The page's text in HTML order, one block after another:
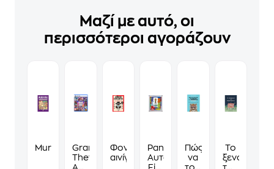
Μαζί με αυτό, οι
περισσότεροι αγοράζουν
MurdokuGrand
Theft
Auto
Φονικά
αινίγματα
Panini
Αυτοκόλλητα
Fifa
Πώς
να
τους
Το
ξενοδοχείο
των